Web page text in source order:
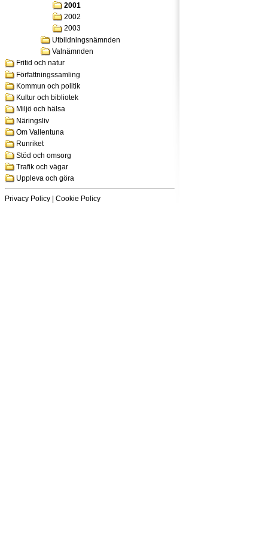
2001
2002
2003
Utbildningsnämnden
Valnämnden
Fritid och natur
Författningssamling
Kommun och politik
Kultur och bibliotek
Miljö och hälsa
Näringsliv
Om Vallentuna
Runriket
Stöd och omsorg
Trafik och vägar
Uppleva och göra
Privacy Policy | Cookie Policy